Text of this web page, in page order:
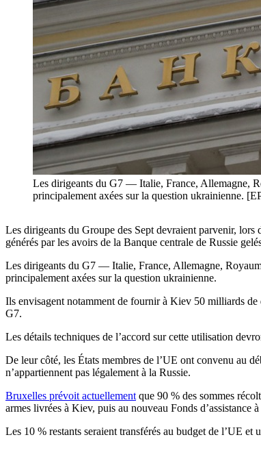
Les dirigeants du G7 — Italie, France, Allemagne,
principalement axées sur la question ukrainienne.
Les dirigeants du Groupe des Sept devraient parvenir,
générés par les avoirs de la Banque centrale de Russie
Les dirigeants du G7 — Italie, France, Allemagne,
principalement axées sur la question ukrainienne.
Ils envisagent notamment de fournir à Kiev 50 milliards de
G7.
Les détails techniques de l’accord sur cette utilisation
De leur côté, les États membres de l’UE ont convenu au
n’appartiennent pas légalement à la Russie.
Bruxelles prévoit actuellement que 90 % des sommes
armes livrées à Kiev, puis au nouveau Fonds d’assistance
Les 10 % restants seraient transférés au budget de l’UE